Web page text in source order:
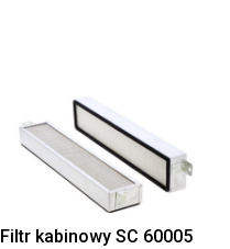
Filtr kabinowy SC 60005